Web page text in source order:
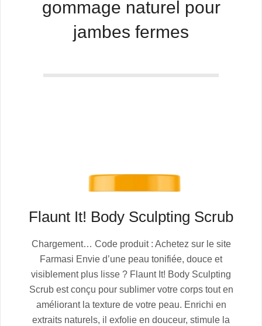
gommage naturel pour
jambes fermes
Flaunt It! Body Sculpting Scrub
08-
Chargement… Code produit : Achetez sur le site
Farmasi Envie d’une peau tonifiée, douce et
visiblement plus lisse ? Flaunt It! Body Sculpting
Scrub est conçu pour sublimer votre corps tout en
améliorant la texture de votre peau. Enrichi en
extraits naturels, il exfolie en douceur, stimule la